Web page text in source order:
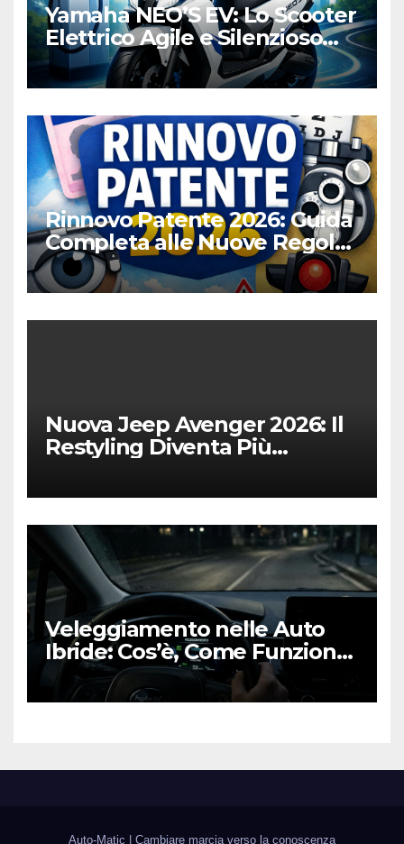
Yamaha NEO’S EV: Lo Scooter
Elettrico Agile e Silenzioso
per la Città
Rinnovo Patente 2026: Guida
Completa alle Nuove Regole,
Digitalizzazione e Costi
Nuova Jeep Avenger 2026: Il
Restyling Diventa Più
Fedele al DNA Off-Road
Veleggiamento nelle Auto
Ibride: Cos’è, Come Funziona
e Come Sfruttarlo al Meglio
Auto-Matic | Cambiare marcia verso la conoscenza